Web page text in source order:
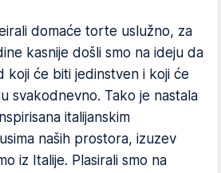
domaće torte uslužno, za
kasnije došli smo na ideju da
koji će biti jedinstven i koji će
svakodnevno. Tako je nastala
italijanskim
naših prostora, izuzev
iz Italije. Plasirali smo na